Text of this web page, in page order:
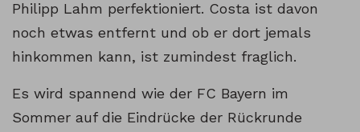
Philipp Lahm perfektioniert. Costa ist davon
noch etwas entfernt und ob er dort jemals
hinkommen kann, ist zumindest fraglich.
Es wird spannend wie der FC Bayern im
Sommer auf die Eindrücke der Rückrunde